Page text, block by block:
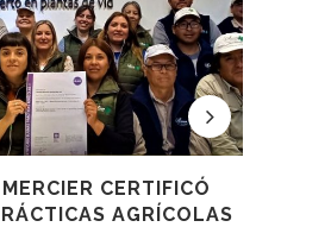
CERTIFICÓ
AGRÍCOLAS